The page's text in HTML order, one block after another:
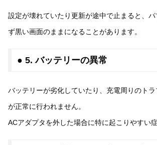
設定が壊れていたり更新が途中で止まると、パ
ず黒い画面のままになることがあります。
● 5. バッテリーの異常
バッテリーが劣化していたり、充電周りのト
が正常に行われません。
ACアダプタを外した場合に特に起こりやすい症